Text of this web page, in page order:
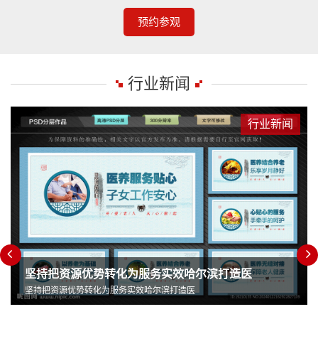
预约参观
行业新闻
行业新闻
坚持把资源优势转化为服务实效哈尔滨打造医
坚持把资源优势转化为服务实效哈尔滨打造医